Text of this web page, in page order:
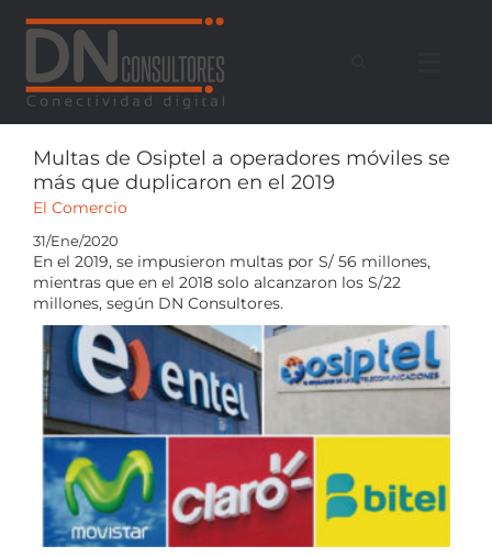
contenido
Multas de Osiptel a operadores móviles se
más que duplicaron en el 2019
El Comercio
31/Ene/2020
En el 2019, se impusieron multas por S/ 56 millones,
mientras que en el 2018 solo alcanzaron los S/22
millones, según DN Consultores.